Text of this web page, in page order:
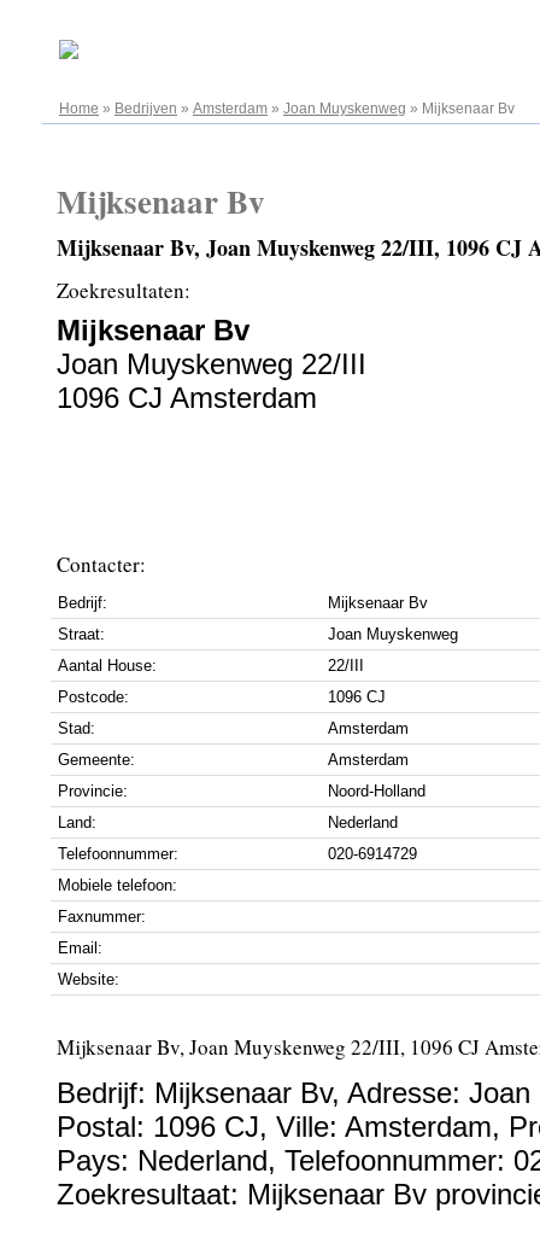
Home » Bedrijven » Amsterdam » Joan Muyskenweg » Mijksenaar Bv
Mijksenaar Bv
Mijksenaar Bv, Joan Muyskenweg 22/III, 1096 CJ
Zoekresultaten:
Mijksenaar Bv
Joan Muyskenweg 22/III
1096 CJ Amsterdam
Contacter:
Bedrijf:
Mijksenaar Bv
Straat:
Joan Muyskenweg
Aantal House:
22/III
Postcode:
1096 CJ
Stad:
Amsterdam
Gemeente:
Amsterdam
Provincie:
Noord-Holland
Land:
Nederland
Telefoonnummer:
020-6914729
Mobiele telefoon:
Faxnummer:
Email:
Website:
Mijksenaar Bv, Joan Muyskenweg 22/III, 1096 CJ
Bedrijf: Mijksenaar Bv, Adresse: Joan
Postal: 1096 CJ, Ville: Amsterdam,
Pays: Nederland, Telefoonnummer:
Zoekresultaat: Mijksenaar Bv